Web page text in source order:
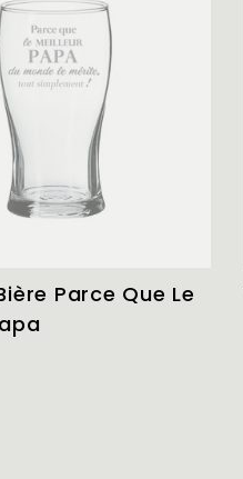
Parce Que Le